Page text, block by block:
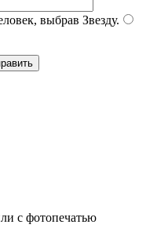
выбрав Звезду.
с фотопечатью